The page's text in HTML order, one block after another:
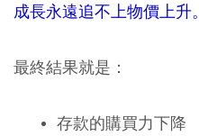
成長永遠追不上物價上升。
最終結果就是：
存款的購買力下降